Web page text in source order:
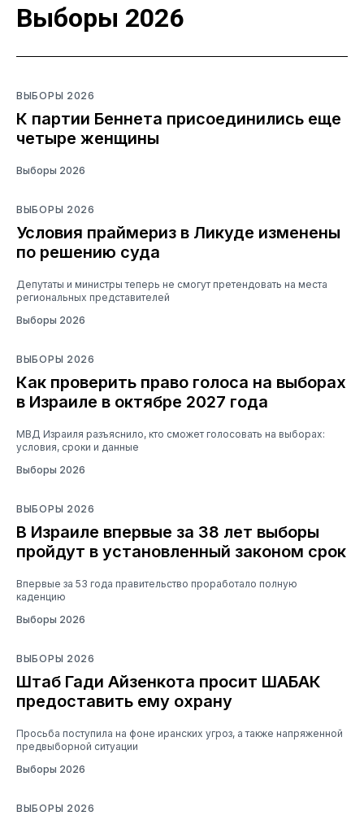
Выборы 2026
ВЫБОРЫ 2026
К партии Беннета присоединились еще
четыре женщины
Выборы 2026
ВЫБОРЫ 2026
Условия праймериз в Ликуде изменены
по решению суда
Депутаты и министры теперь не смогут претендовать на места
региональных представителей
Выборы 2026
ВЫБОРЫ 2026
Как проверить право голоса на выборах
в Израиле в октябре 2027 года
МВД Израиля разъяснило, кто сможет голосовать на выборах:
условия, сроки и данные
Выборы 2026
ВЫБОРЫ 2026
В Израиле впервые за 38 лет выборы
пройдут в установленный законом срок
Впервые за 53 года правительство проработало полную
каденцию
Выборы 2026
ВЫБОРЫ 2026
Штаб Гади Айзенкота просит ШАБАК
предоставить ему охрану
Просьба поступила на фоне иранских угроз, а также напряженной
предвыборной ситуации
Выборы 2026
ВЫБОРЫ 2026